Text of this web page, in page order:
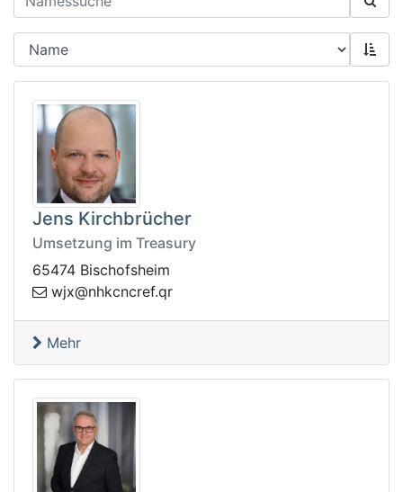
Jens Kirchbrücher
Umsetzung im Treasury
65474 Bischofsheim
rq.fer
cnckhn@xjw
Mehr